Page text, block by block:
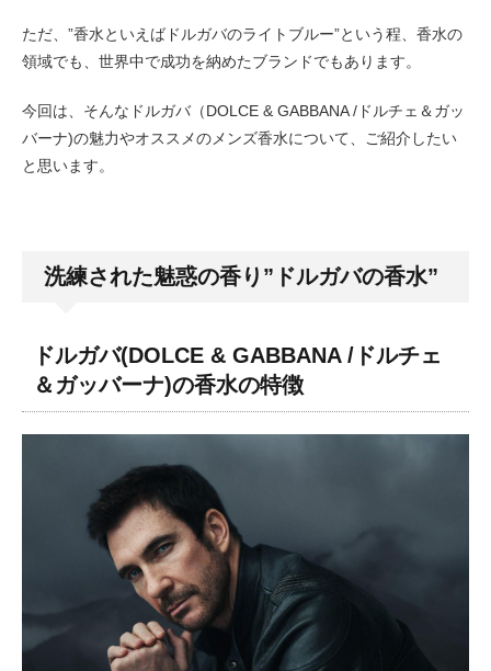
ただ、”香水といえばドルガバのライトブルー”という程、香水の
領域でも、世界中で成功を納めたブランドでもあります。
今回は、そんなドルガバ（DOLCE & GABBANA /ドルチェ＆ガッ
バーナ)の魅力やオススメのメンズ香水について、ご紹介したい
と思います。
洗練された魅惑の香り”ドルガバの香水”
ドルガバ(DOLCE & GABBANA /ドルチェ
＆ガッバーナ)の香水の特徴